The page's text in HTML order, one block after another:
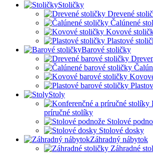
Stoličky
Drevené
Čalúnené
Kovové
Plastové
Barové stoličky
Stoly
príručné stolíky
Stolové
Stolové dosky
Záhradný nábytok
Záhradné